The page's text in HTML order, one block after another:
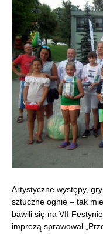
Artystyczne występy,
sztuczne ognie – tak
bawili się na VII
imprezą sprawował